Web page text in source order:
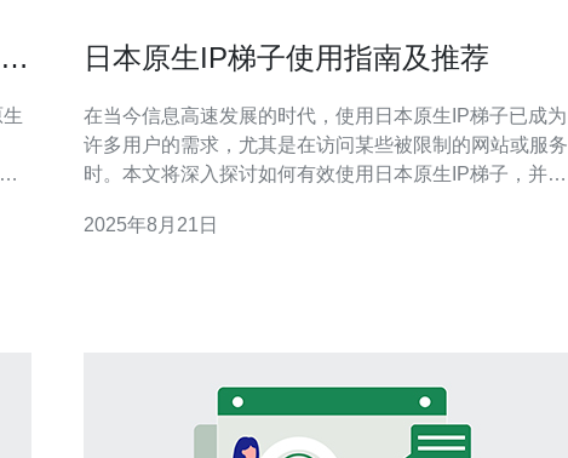
日本原生IP梯子使用指南及推荐
在当今信息高速发展的时代，使用日本原生IP梯子已成为
许多用户的需求，尤其是在访问某些被限制的网站或服务
时。本文将深入探讨如何有效使用日本原生IP梯子，并特
络需求。 什么是日本原生IP梯子 日本原生IP梯子是一种网
2025年8月21日